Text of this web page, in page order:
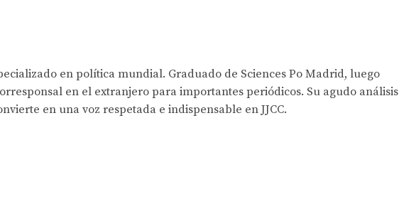
en política mundial. Graduado de Sciences Po Madrid, luego
en el extranjero para importantes periódicos. Su agudo análisis
en una voz respetada e indispensable en JJCC.